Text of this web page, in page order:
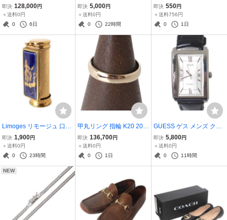
プルリーフ コイン 1/10O
Z ペンダント トップ 枠Pt
850 KA Bランク
即決 128,000円
＋送料0円
0
6日
ウ パンプス ポインテッド
トゥ シルバー 35(約22.5c
m) NT-no Cランク
即決 5,000円
＋送料0円
0
22時間
O MOOK ノスタルジック
カメラ マクロ図鑑 Vol.II 1
996年12月1日発行 NT B
即決 550円
＋送料756円
0
1日
Limoges リモージュ 口紅
ケース リップケース ロイ
ヤルブルー 全長約5.9cm
内径約1.6cm NT Bランク
即決 1,900円
＋送料0円
0
23時間
甲丸リング 指輪 K20 20金
イエローゴールド 約18号
リング幅約4.2mm 厚み約
1.1mm 重量約4.5g NT 磨
即決 136,700円
＋送料0円
0
1日
GUESS ゲス メンズ クォ
ーツ 腕時計 G75862G 箱
腕回り約17~21.5(cm) ケ
ース28×44(mm) NT 美品
即決 5,800円
＋送料0円
0
11時間
NEW